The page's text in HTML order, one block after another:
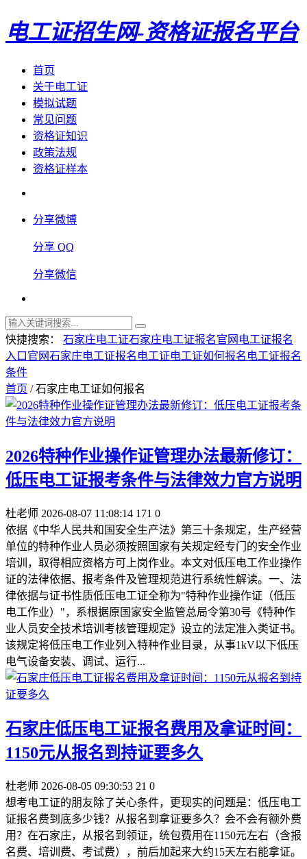
电工证招生网-资格证报名平台
首页
关于电工证
模拟试题
常见问题
资格证知识
政策法规
资格证样本
分享微博
分享 QQ
分享微信
快捷搜索： 石家庄电工证石家庄电工证报名官网 电工证报名
入口官网石家庄电工证报名 电工证电工证如何报名 电工证报名
条件
首页 / 石家庄电工证如何报名
2026特种作业操作证管理办法最新修订：
低压电工证报考条件与法律效力官方说明
杜老师 2026-08-07 11:08:14 171 0
依据《中华人民共和国安全生产法》第三十条规定，生产经营
单位的特种作业人员必须按照国家有关规定经专门的安全作业
培训，取得相应资格方可上岗作业。本文对低压电工作业操作
证的法律依据、报考条件及管理规范进行系统性解读。一、法
律依据与证书性质低压电工证全称为"特种作业操作证（低压
电工作业）"，系根据原国家安全监管总局令第30号《特种作
业人员安全技术培训考核管理规定》设立的法定准入类证书。
该规定将低压电工作业列入特种作业目录，从事1kV以下低压
电气设备安装、调试、运行...
石家庄低压电工证报名费用及拿证时间：
1150元从报名到持证要多久
杜老师 2026-08-05 09:30:53 21 0
想考电工证的朋友除了关心条件，更现实的问题是：低压电工
证报名费到底多少钱？从报名到拿证要多久？会不会有额外费
用？在石家庄，从报名到领证，统包费用在1150元左右（含报
名费、培训费、考试费），前后加起来大约15天左右能拿证。